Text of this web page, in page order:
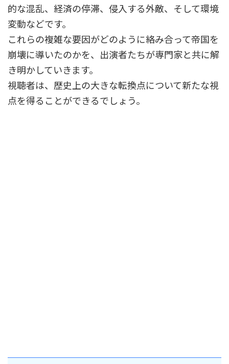
的な混乱、経済の停滞、侵入する外敵、そして環境
変動などです。
これらの複雑な要因がどのように絡み合って帝国を
崩壊に導いたのかを、出演者たちが専門家と共に解
き明かしていきます。
視聴者は、歴史上の大きな転換点について新たな視
点を得ることができるでしょう。